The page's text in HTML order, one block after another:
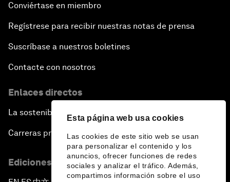
Esta página web usa cookies
Las cookies de este sitio web se usan
para personalizar el contenido y los
anuncios, ofrecer funciones de redes
sociales y analizar el tráfico. Además,
compartimos información sobre el uso
Conviértase en miembro
Regístrese para recibir nuestras notas de prensa
Suscríbase a nuestros boletines
Contacte con nosotros
Enlaces directos
La sostenibilidad en el Foro
Carreras profesionales
Ediciones en otros idiomas